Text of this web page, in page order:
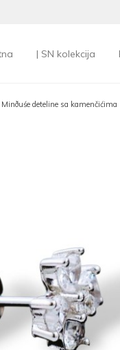
| SN kolekcija
Minðuśe deteline sa kamenčićima